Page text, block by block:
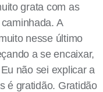
grata com as
A
nesse último
a se encaixar,
não sei explicar a
é gratidão. Gratidão